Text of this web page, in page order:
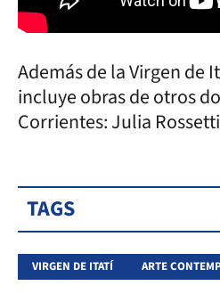
Además de la Virgen de
incluye obras de otros
Corrientes: Julia
TAGS
VIRGEN DE ITATÍ ARTE